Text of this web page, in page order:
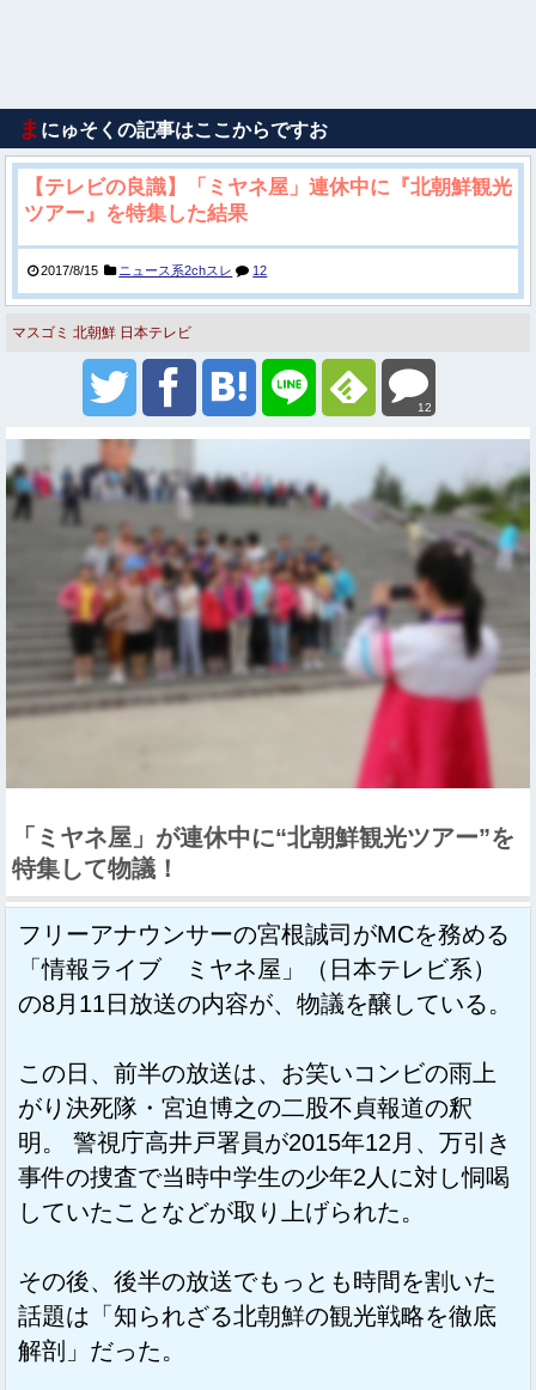
ま にゅそくの記事はここからですお
【テレビの良識】「ミヤネ屋」連休中に『北朝鮮観光
ツアー』を特集した結果
2017/8/15 ニュース系2chスレ 12
マスゴミ 北朝鮮 日本テレビ
12
「ミヤネ屋」が連休中に“北朝鮮観光ツアー”を
特集して物議！
フリーアナウンサーの宮根誠司がMCを務める
「情報ライブ ミヤネ屋」（日本テレビ系）
の8月11日放送の内容が、物議を醸している。
この日、前半の放送は、お笑いコンビの雨上
がり決死隊・宮迫博之の二股不貞報道の釈
明。 警視庁高井戸署員が2015年12月、万引き
事件の捜査で当時中学生の少年2人に対し恫喝
していたことなどが取り上げられた。
その後、後半の放送でもっとも時間を割いた
話題は「知られざる北朝鮮の観光戦略を徹底
解剖」だった。